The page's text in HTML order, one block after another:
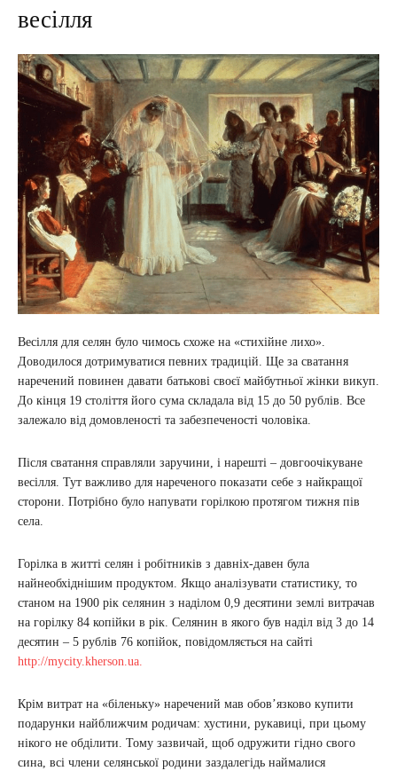
весілля
Весілля для селян було чимось схоже на «стихійне лихо».
Доводилося дотримуватися певних традицій. Ще за сватання
наречений повинен давати батькові своєї майбутньої жінки викуп.
До кінця 19 століття його сума складала від 15 до 50 рублів. Все
залежало від домовленості та забезпеченості чоловіка.
Після сватання справляли заручини, і нарешті – довгоочікуване
весілля. Тут важливо для нареченого показати себе з найкращої
сторони. Потрібно було напувати горілкою протягом тижня пів
села.
Горілка в житті селян і робітників з давніх-давен була
найнеобхіднішим продуктом. Якщо аналізувати статистику, то
станом на 1900 рік селянин з наділом 0,9 десятини землі витрачав
на горілку 84 копійки в рік. Селянин в якого був наділ від 3 до 14
десятин – 5 рублів 76 копійок, повідомляється на сайті
http://mycity.kherson.ua.
Крім витрат на «біленьку» наречений мав обов’язково купити
подарунки найближчим родичам: хустини, рукавиці, при цьому
нікого не обділити. Тому зазвичай, щоб одружити гідно свого
сина, всі члени селянської родини заздалегідь наймалися